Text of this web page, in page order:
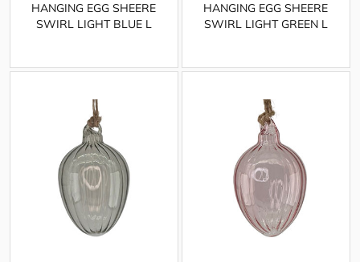
HANGING EGG SHEERE
SWIRL LIGHT BLUE L
HANGING EGG SHEERE
SWIRL LIGHT GREEN L